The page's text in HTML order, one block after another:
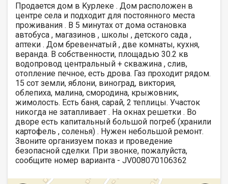
Продается дом в Kурлеке . Дом расположен в
центре села и подходит для постоянного места
проживания . В 5 минутах от дома остановка
автобуса , магазинов , школы , детского сада ,
аптеки . Дом бревенчатый , две комнаты, кухня,
веранда. B собственности, площадью 30.2 кв
водопровод центральный + скважина , слив,
отопление печное, есть дрова. Газ проходит рядом.
15 сот земли, яблони, виноград, виктория,
облепиха, малина, смородина, крыжовник,
жимолость. Есть баня, сарай, 2 теплицы. Участок
никогда не затапливает . На окнах решетки . Во
дворе есть капитальный большой погреб (хранили
картофель , соленья) . Нужен небольшой ремонт.
Звоните организуем показ и проведение
безопасной сделки. При звонке, пожалуйста,
сообщите номер варианта - JV008070106362